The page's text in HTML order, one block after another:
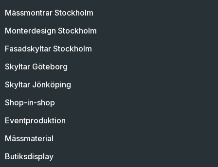
Mässmontrar Stockholm
Monterdesign Stockholm
Fasadskyltar Stockholm
Skyltar Göteborg
Skyltar Jönköping
Shop-in-shop
Eventproduktion
Mässmaterial
Butiksdisplay